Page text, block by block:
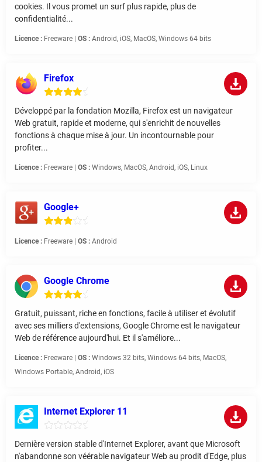
cookies. Il vous promet un surf plus rapide, plus de
confidentialité...
Licence : Freeware | OS : Android, iOS, MacOS, Windows 64 bits
Firefox
Développé par la fondation Mozilla, Firefox est un navigateur
Web gratuit, rapide et moderne, qui s'enrichit de nouvelles
fonctions à chaque mise à jour. Un incontournable pour
profiter...
Licence : Freeware | OS : Windows, MacOS, Android, iOS, Linux
Google+
Licence : Freeware | OS : Android
Google Chrome
Gratuit, puissant, riche en fonctions, facile à utiliser et évolutif
avec ses milliers d'extensions, Google Chrome est le navigateur
Web de référence aujourd'hui. Et il s'améliore...
Licence : Freeware | OS : Windows 32 bits, Windows 64 bits, MacOS,
Windows Portable, Android, iOS
Internet Explorer 11
Dernière version stable d'Internet Explorer, avant que Microsoft
n'abandonne son véérable navigateur Web au prodit d'Edge, plus